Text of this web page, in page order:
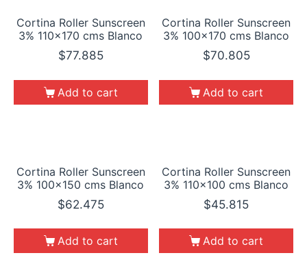
Cortina Roller Sunscreen
3% 110×170 cms Blanco
$77.885
Add to cart
Cortina Roller Sunscreen
3% 100×170 cms Blanco
$70.805
Add to cart
Cortina Roller Sunscreen
3% 100×150 cms Blanco
$62.475
Add to cart
Cortina Roller Sunscreen
3% 110×100 cms Blanco
$45.815
Add to cart